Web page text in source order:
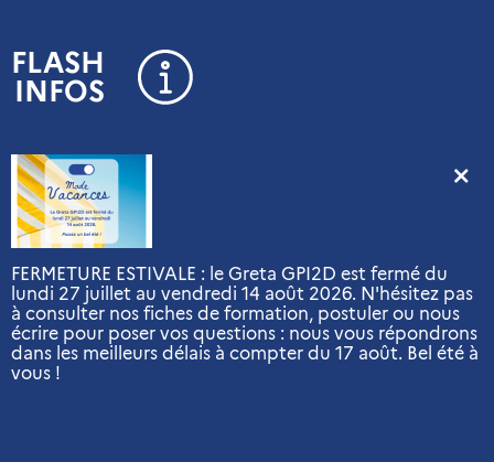
FLASH
INFOS
FERMETURE ESTIVALE : le Greta GPI2D est fermé du
lundi 27 juillet au vendredi 14 août 2026. N'hésitez pas
à consulter nos fiches de formation, postuler ou nous
écrire pour poser vos questions : nous vous répondrons
dans les meilleurs délais à compter du 17 août. Bel été à
vous !